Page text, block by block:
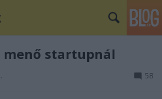
menő startupnál
58